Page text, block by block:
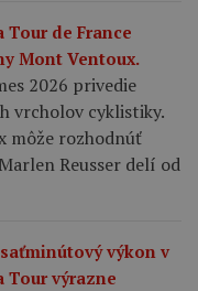
Tour de France
Mont Ventoux.
2026 privedie
vrcholov cyklistiky.
môže rozhodnúť
Reusser delí od
výkon v
Tour výrazne